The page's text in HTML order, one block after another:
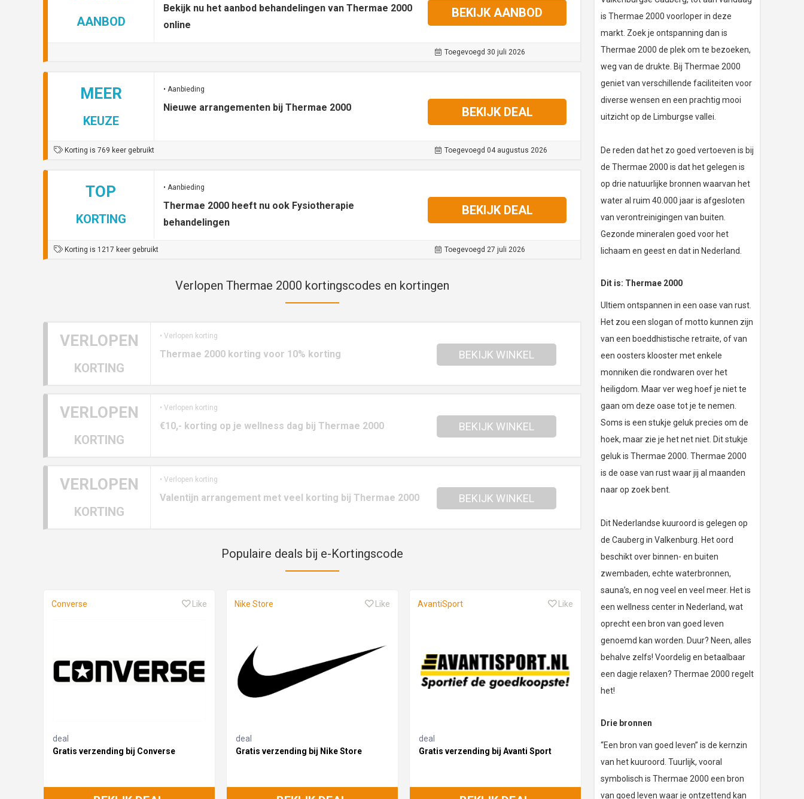
AANBOD
Bekijk nu het aanbod behandelingen van Thermae 2000
online
BEKIJK AANBOD
Toegevoegd 30 juli 2026
MEER
KEUZE
• Aanbieding
Nieuwe arrangementen bij Thermae 2000 BEKIJK DEAL
Korting is 769 keer gebruikt Toegevoegd 04 augustus 2026
TOP
KORTING
• Aanbieding
Thermae 2000 heeft nu ook Fysiotherapie
behandelingen
BEKIJK DEAL
Korting is 1217 keer gebruikt Toegevoegd 27 juli 2026
Verlopen Thermae 2000 kortingscodes en kortingen
VERLOPEN
KORTING
• Verlopen korting
Thermae 2000 korting voor 10% korting BEKIJK WINKEL
VERLOPEN
KORTING
• Verlopen korting
€10,- korting op je wellness dag bij Thermae 2000 BEKIJK WINKEL
VERLOPEN
KORTING
• Verlopen korting
Valentijn arrangement met veel korting bij Thermae 2000 BEKIJK WINKEL
Populaire deals bij e-Kortingscode
Converse Like
deal
Gratis verzending bij Converse
Nike Store Like
deal
Gratis verzending bij Nike Store
AvantiSport Like
deal
Gratis verzending bij Avanti Sport
is Thermae 2000 voorloper in deze
markt. Zoek je ontspanning dan is
Thermae 2000 de plek om te bezoeken,
weg van de drukte. Bij Thermae 2000
geniet van verschillende faciliteiten voor
diverse wensen en een prachtig mooi
uitzicht op de Limburgse vallei.
De reden dat het zo goed vertoeven is bij
de Thermae 2000 is dat het gelegen is
op drie natuurlijke bronnen waarvan het
water al ruim 40.000 jaar is afgesloten
van verontreinigingen van buiten.
Gezonde mineralen goed voor het
lichaam en geest en dat in Nederland.
Dit is: Thermae 2000
Ultiem ontspannen in een oase van rust.
Het zou een slogan of motto kunnen zijn
van een boeddhistische retraite, of van
een oosters klooster met enkele
monniken die rondwaren over het
heiligdom. Maar ver weg hoef je niet te
gaan om deze oase tot je te nemen.
Soms is een stukje geluk precies om de
hoek, maar zie je het net niet. Dit stukje
geluk is Thermae 2000. Thermae 2000
is de oase van rust waar jij al maanden
naar op zoek bent.
Dit Nederlandse kuuroord is gelegen op
de Cauberg in Valkenburg. Het oord
beschikt over binnen- en buiten
zwembaden, echte waterbronnen,
sauna’s, en nog veel en veel meer. Het is
een wellness center in Nederland, wat
oprecht een bron van goed leven
genoemd kan worden. Duur? Neen, alles
behalve zelfs! Voordelig en betaalbaar
een dagje relaxen? Thermae 2000 regelt
het!
Drie bronnen
“Een bron van goed leven” is de kernzin
van het kuuroord. Tuurlijk, vooral
symbolisch is Thermae 2000 een bron
van goed leven waar je ontzettend kan